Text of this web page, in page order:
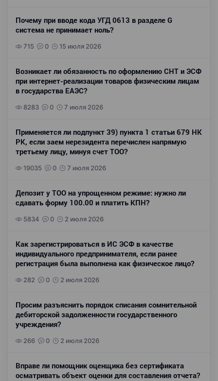
Почему при вводе кода УГД 0613 в разделе G
система не принимает ноль?
715 0 15 июля 2026
Возникает ли обязанность по оформлению СНТ и ЭСФ
при интернет-реализации товаров физическим лицам
в государства ЕАЭС?
8283 0 7 июля 2026
Применяется ли подпункт 39) пункта 1 статьи 679 НК
РК, если заем нерезидента перечислен напрямую
третьему лицу, минуя счет ТОО?
19035 0 7 июля 2026
Депозит у ТОО на упрощенном режиме: нужно ли
сдавать форму 100.00 и платить КПН?
5834 0 2 июля 2026
Как зарегистрироваться в ИС ЭСФ в качестве
индивидуального предпринимателя, если ранее
регистрация была выполнена как физическое лицо?
282 0 2 июля 2026
Просим разъяснить порядок списания сомнительной
дебиторской задолженности государственного
учреждения?
266 0 2 июля 2026
Вправе ли помощник оценщика без сертификата
осматривать объект оценки для составления отчета?